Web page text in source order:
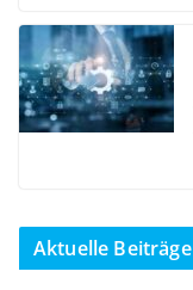
Aktuelle Beiträge